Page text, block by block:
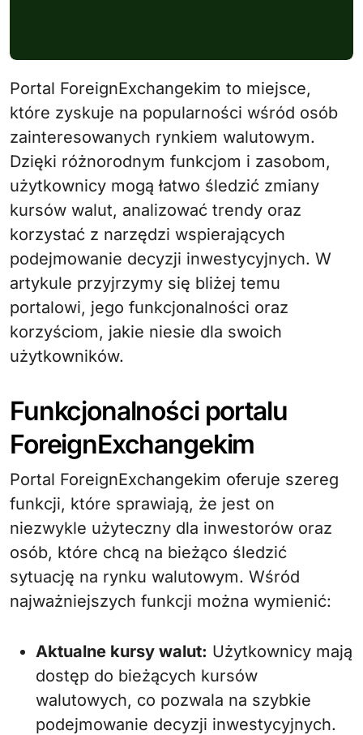
Portal ForeignExchangekim to miejsce,
które zyskuje na popularności wśród osób
zainteresowanych rynkiem walutowym.
Dzięki różnorodnym funkcjom i zasobom,
użytkownicy mogą łatwo śledzić zmiany
kursów walut, analizować trendy oraz
korzystać z narzędzi wspierających
podejmowanie decyzji inwestycyjnych. W
artykule przyjrzymy się bliżej temu
portalowi, jego funkcjonalności oraz
korzyściom, jakie niesie dla swoich
użytkowników.
Funkcjonalności portalu
ForeignExchangekim
Portal ForeignExchangekim oferuje szereg
funkcji, które sprawiają, że jest on
niezwykle użyteczny dla inwestorów oraz
osób, które chcą na bieżąco śledzić
sytuację na rynku walutowym. Wśród
najważniejszych funkcji można wymienić:
Aktualne kursy walut: Użytkownicy mają
dostęp do bieżących kursów
walutowych, co pozwala na szybkie
podejmowanie decyzji inwestycyjnych.